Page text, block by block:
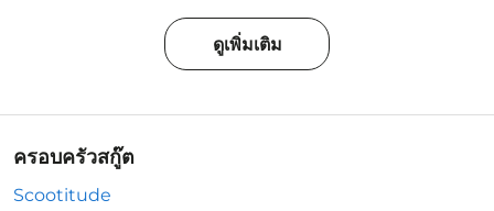
ดูเพิ่มเติม
ครอบครัวสกู๊ต
Scootitude